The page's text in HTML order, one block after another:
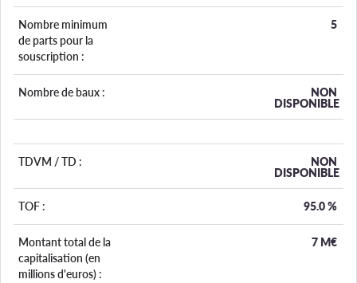
Nombre minimum
de parts pour la
souscription :
5
Nombre de baux :
NON
DISPONIBLE
TDVM / TD :
NON
DISPONIBLE
TOF : 95.0%
Montant total de la
capitalisation (en
millions d'euros) :
7 M€